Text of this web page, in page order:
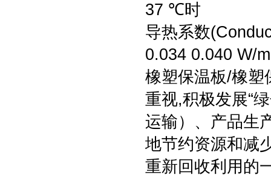
37 ℃时
导热系数
0.034 0.040 W/
橡塑保温板/橡塑
重视,积极发展“
运输）、产品生
地节约资源和减
重新回收利用的